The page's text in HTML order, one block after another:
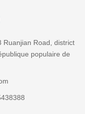
Ruanjian Road, district
populaire de